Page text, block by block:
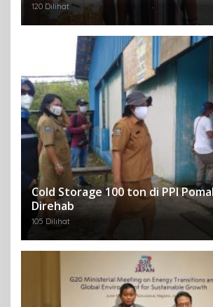
120 Dilihat
Cold Storage 100 ton di PPI
Direhab
105 Dilihat